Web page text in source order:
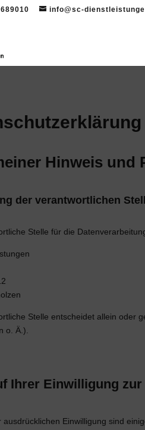
info@sc-
Hinweis und
der verantwortlichen
Stelle für die
Stelle entscheidet allein oder
o. Ä.).
Ihrer Einwilligung
ausdrücklichen Einwilligung sind